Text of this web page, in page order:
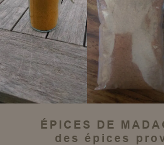
ÉPICES DE
des épices